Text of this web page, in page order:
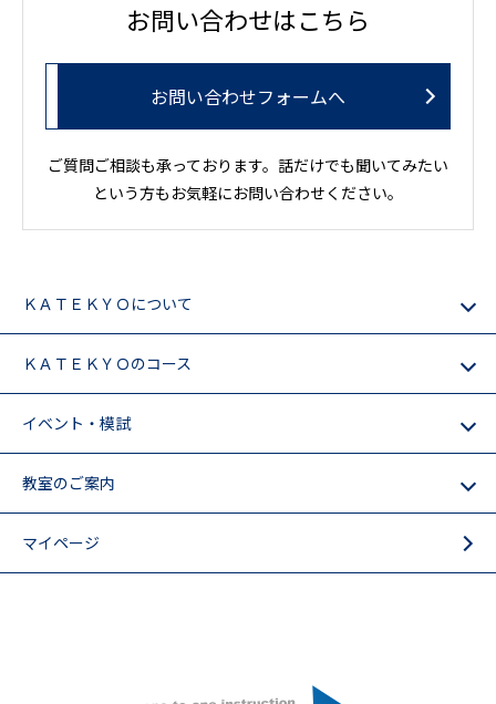
お問い合わせはこちら
お問い合わせフォームへ
ご質問ご相談も承っております。話だけでも聞いてみたい
という方もお気軽にお問い合わせください。
ＫＡＴＥＫＹＯについて
ＫＡＴＥＫＹＯのコース
イベント・模試
教室のご案内
マイページ